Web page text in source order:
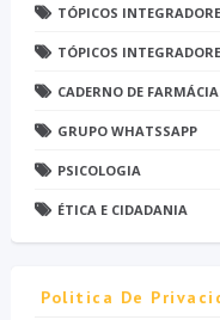
TÓPICOS
TÓPICOS
CADERNO DE FARMÁCIA
GRUPO WHATSSAPP
PSICOLOGIA
ÉTICA E CIDADANIA
Politica De